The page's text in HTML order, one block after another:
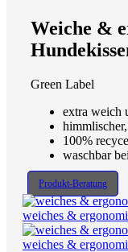
Weiche &
Green Label
extra weich
100%
waschbar bei
Produkt-Beratung
weiches &
weiches &